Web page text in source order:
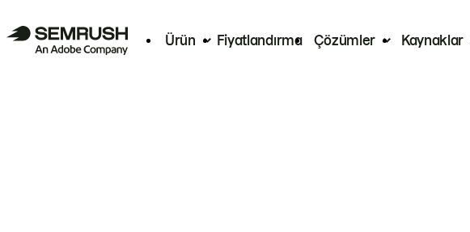
Ürün Fiyatlandırma Çözümler Kaynaklar